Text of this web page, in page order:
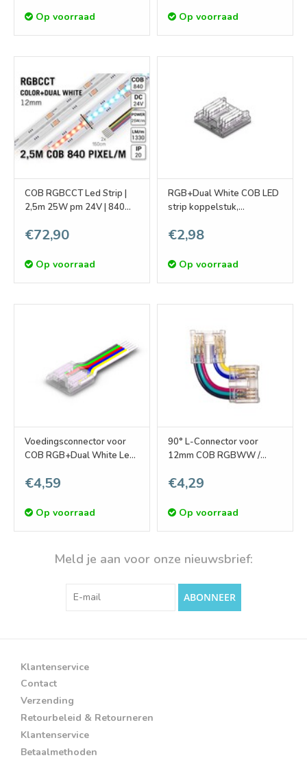
Op voorraad Op voorraad
COB RGBCCT Led Strip |
2,5m 25W pm 24V | 840
€72,90
Op voorraad
RGB+Dual White COB LED
strip koppelstuk,
ledstrips
€2,98
Op voorraad
Voedingsconnector voor
COB RGB+Dual White Led
€4,59
Op voorraad
90° L-Connector voor
12mm COB RGBWW /
Contacten | Soldeervrij
€4,29
Op voorraad
Meld je aan voor onze nieuwsbrief:
ABONNEER
Klantenservice
Contact
Verzending
Retourbeleid & Retourneren
Klantenservice
Betaalmethoden